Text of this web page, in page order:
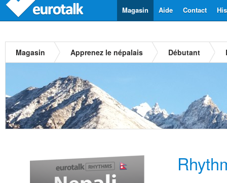
Contact
Aide
Magasin
Magasin Apprenez le népalais Débutant